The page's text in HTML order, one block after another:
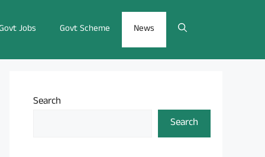
Jobs Govt Scheme News
Search
Search